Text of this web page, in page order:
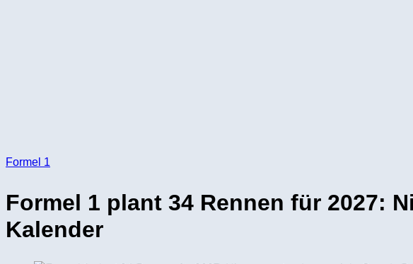
Formel 1
Formel 1 plant 34 Rennen für 2027:
Kalender